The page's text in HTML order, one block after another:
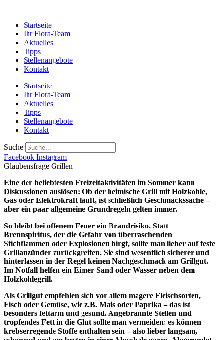
Startseite
Ihr Flora-Team
Aktuelles
Tipps
Stellenangebote
Kontakt
Startseite
Ihr Flora-Team
Aktuelles
Tipps
Stellenangebote
Kontakt
Suche
Facebook Instagram
Glaubensfrage Grillen
Eine der beliebtesten Freizeitaktivitäten im Sommer kann
Diskussionen auslösen: Ob der heimische Grill mit Holzkohle,
Gas oder Elektrokraft läuft, ist schließlich Geschmackssache –
aber ein paar allgemeine Grundregeln gelten immer.
So bleibt bei offenem Feuer ein Brandrisiko. Statt
Brennspiritus, der die Gefahr von überraschenden
Stichflammen oder Explosionen birgt, sollte man lieber auf feste
Grillanzünder zurückgreifen. Sie sind wesentlich sicherer und
hinterlassen in der Regel keinen Nachgeschmack am Grillgut.
Im Notfall helfen ein Eimer Sand oder Wasser neben dem
Holzkohlegrill.
Als Grillgut empfehlen sich vor allem magere Fleischsorten,
Fisch oder Gemüse, wie z.B. Mais oder Paprika – das ist
besonders fettarm und gesund. Angebrannte Stellen und
tropfendes Fett in die Glut sollte man vermeiden: es können
krebserregende Stoffe enthalten sein – also lieber langsam,